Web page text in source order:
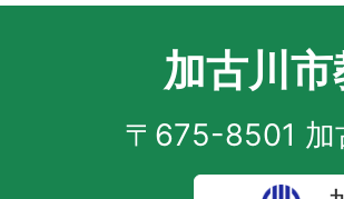
加古川
〒675-8501 加